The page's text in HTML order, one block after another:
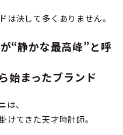
は決して多くありません。
“静かな最高峰”と呼
始まったブランド
は、
けてきた天才時計師。